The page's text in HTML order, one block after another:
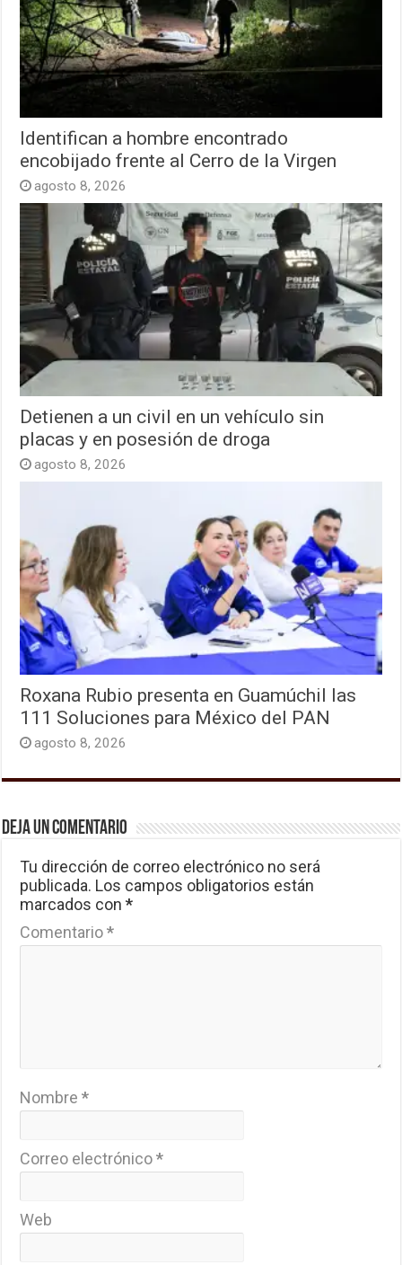
Identifican a hombre encontrado
encobijado frente al Cerro de la Virgen
agosto 8, 2026
Detienen a un civil en un vehículo sin
placas y en posesión de droga
agosto 8, 2026
Roxana Rubio presenta en Guamúchil las
111 Soluciones para México del PAN
agosto 8, 2026
Deja un comentario
Tu dirección de correo electrónico no será
publicada. Los campos obligatorios están
marcados con*
Comentario*
Nombre*
Correo electrónico*
Web